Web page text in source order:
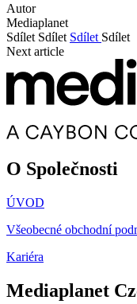
Autor
Mediaplanet
Sdílet Sdílet Sdílet Sdílet
Next article
O Společnosti
ÚVOD
Všeobecné obchodní
Kariéra
Mediaplanet